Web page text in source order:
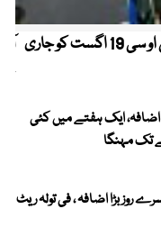
کیریبین پریمیئر لیگ ، قومی کرکٹرز کو این او سی 19 اگست کو جاری
ایک ہفتے میں کئی
بڑا اضافہ ، فی تولہ ریٹ